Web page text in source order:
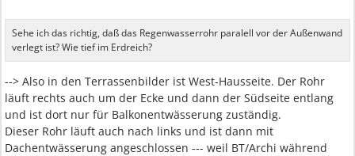
Sehe ich das richtig, daß das Regenwasserrohr paralell vor der Außenwand
verlegt ist? Wie tief im Erdreich?
--> Also in den Terrassenbilder ist West-Hausseite. Der Rohr
läuft rechts auch um der Ecke und dann der Südseite entlang
und ist dort nur für Balkonentwässerung zuständig.
Dieser Rohr läuft auch nach links und ist dann mit
Dachentwässerung angeschlossen --- weil BT/Archi während